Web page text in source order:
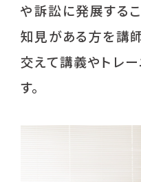
や訴訟に発展する
知見がある方を講
交えて講義やトレ
す。